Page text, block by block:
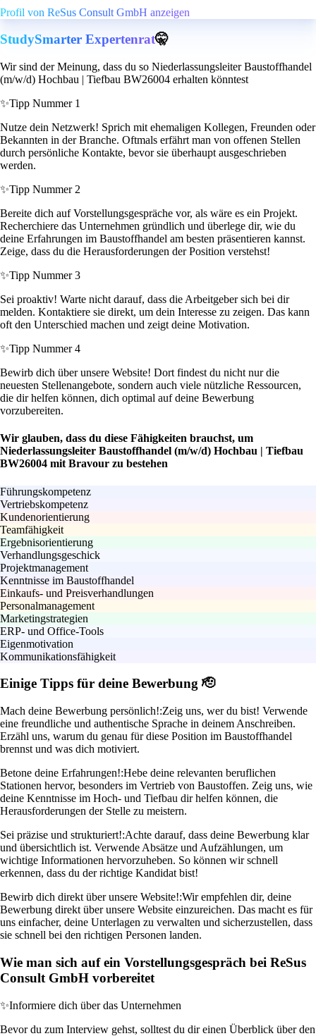
Profil von ReSus Consult GmbH anzeigen
StudySmarter Expertenrat🤫
Wir sind der Meinung, dass du so Niederlassungsleiter Baustoffhandel
(m/w/d) Hochbau | Tiefbau BW26004 erhalten könntest
✨Tipp Nummer 1
Nutze dein Netzwerk! Sprich mit ehemaligen Kollegen, Freunden oder
Bekannten in der Branche. Oftmals erfährt man von offenen Stellen
durch persönliche Kontakte, bevor sie überhaupt ausgeschrieben
werden.
✨Tipp Nummer 2
Bereite dich auf Vorstellungsgespräche vor, als wäre es ein Projekt.
Recherchiere das Unternehmen gründlich und überlege dir, wie du
deine Erfahrungen im Baustoffhandel am besten präsentieren kannst.
Zeige, dass du die Herausforderungen der Position verstehst!
✨Tipp Nummer 3
Sei proaktiv! Warte nicht darauf, dass die Arbeitgeber sich bei dir
melden. Kontaktiere sie direkt, um dein Interesse zu zeigen. Das kann
oft den Unterschied machen und zeigt deine Motivation.
✨Tipp Nummer 4
Bewirb dich über unsere Website! Dort findest du nicht nur die
neuesten Stellenangebote, sondern auch viele nützliche Ressourcen,
die dir helfen können, dich optimal auf deine Bewerbung
vorzubereiten.
Wir glauben, dass du diese Fähigkeiten brauchst, um
Niederlassungsleiter Baustoffhandel (m/w/d) Hochbau | Tiefbau
BW26004 mit Bravour zu bestehen
Führungskompetenz
Vertriebskompetenz
Kundenorientierung
Teamfähigkeit
Ergebnisorientierung
Verhandlungsgeschick
Projektmanagement
Kenntnisse im Baustoffhandel
Einkaufs- und Preisverhandlungen
Personalmanagement
Marketingstrategien
ERP- und Office-Tools
Eigenmotivation
Kommunikationsfähigkeit
Einige Tipps für deine Bewerbung 🫡
Mach deine Bewerbung persönlich!:Zeig uns, wer du bist! Verwende
eine freundliche und authentische Sprache in deinem Anschreiben.
Erzähl uns, warum du genau für diese Position im Baustoffhandel
brennst und was dich motiviert.
Betone deine Erfahrungen!:Hebe deine relevanten beruflichen
Stationen hervor, besonders im Vertrieb von Baustoffen. Zeig uns, wie
deine Kenntnisse im Hoch- und Tiefbau dir helfen können, die
Herausforderungen der Stelle zu meistern.
Sei präzise und strukturiert!:Achte darauf, dass deine Bewerbung klar
und übersichtlich ist. Verwende Absätze und Aufzählungen, um
wichtige Informationen hervorzuheben. So können wir schnell
erkennen, dass du der richtige Kandidat bist!
Bewirb dich direkt über unsere Website!:Wir empfehlen dir, deine
Bewerbung direkt über unsere Website einzureichen. Das macht es für
uns einfacher, deine Unterlagen zu verwalten und sicherzustellen, dass
sie schnell bei den richtigen Personen landen.
Wie man sich auf ein Vorstellungsgespräch bei ReSus
Consult GmbH vorbereitet
✨Informiere dich über das Unternehmen
Bevor du zum Interview gehst, solltest du dir einen Überblick über den